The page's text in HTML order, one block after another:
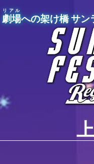
劇場
リアル
への架け橋 サン